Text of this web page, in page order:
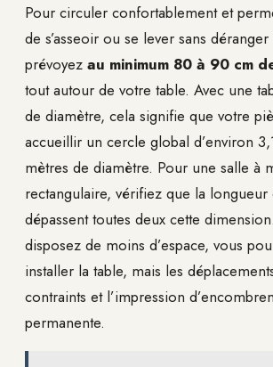
Pour circuler confortablement et
de s’asseoir ou se lever sans
prévoyez au minimum 80 à 90 cm
tout autour de votre table. Avec une
de diamètre, cela signifie que votre
accueillir un cercle global d’environ
mètres de diamètre. Pour une salle à
rectangulaire, vérifiez que la
dépassent toutes deux cette
disposez de moins d’espace, vous
installer la table, mais les
contraints et l’impression
permanente.